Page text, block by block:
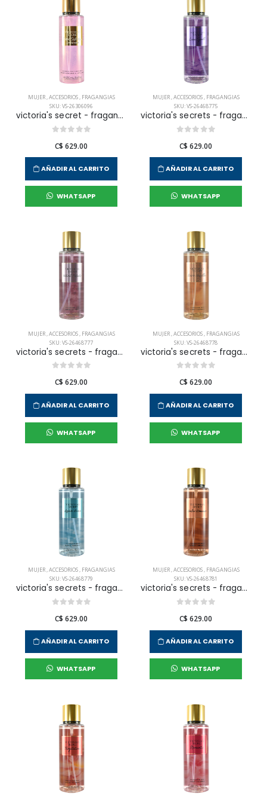
MUJER,ACCESORIOS, FRAGANGIAS
SKU: VS-26306096
victoria's secret - fragancia corporal pure seduction shimmer para mujer
C$ 629.00
AÑADIR AL CARRITO
WHATSAPP
MUJER,ACCESORIOS, FRAGANGIAS
SKU: VS-26468775
victoria's secrets - fragancia corporal love spell para mujer
C$ 629.00
AÑADIR AL CARRITO
WHATSAPP
MUJER,ACCESORIOS, FRAGANGIAS
SKU: VS-26468777
victoria's secrets - fragancia corporal velvet petals para mujer
C$ 629.00
AÑADIR AL CARRITO
WHATSAPP
MUJER,ACCESORIOS, FRAGANGIAS
SKU: VS-26468778
victoria's secrets - fragancia corporal bare vainilla para mujer
C$ 629.00
AÑADIR AL CARRITO
WHATSAPP
MUJER,ACCESORIOS, FRAGANGIAS
SKU: VS-26468779
victoria's secrets - fragancia corporal aqua kiss para mujer
C$ 629.00
AÑADIR AL CARRITO
WHATSAPP
MUJER,ACCESORIOS, FRAGANGIAS
SKU: VS-26468781
victoria's secrets - fragancia corporal amber romance para mujer
C$ 629.00
AÑADIR AL CARRITO
WHATSAPP